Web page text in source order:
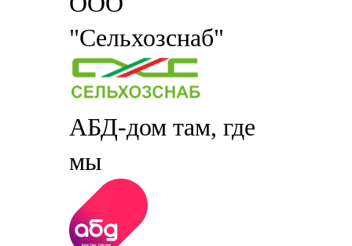
"Сельхозснаб"
АБД-дом там, где
мы